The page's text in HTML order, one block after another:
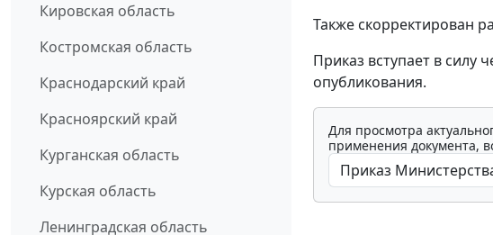
Кировская область
Костромская область
Краснодарский край
Красноярский край
Курганская область
Курская область
Ленинградская область
Также скорректирован
Приказ вступает в силу
опубликования.
Для просмотра
применения документа,